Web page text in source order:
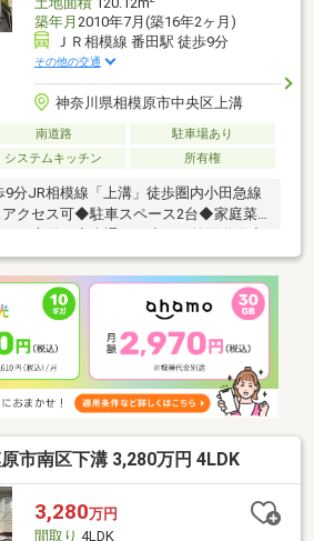
築年月 2010年7月(築16年2ヶ月)
ＪＲ相模線 番田駅 徒歩9分
その他の交通
神奈川県相模原市中央区上溝
南道路
駐車場あり
システムキッチン 所有権
分JR相模線「上溝」徒歩圏内小田急線
アクセス可◆駐車スペース2台◆家庭菜
好きな日時にご内見可能～「宅地建物
アドバイザー」資格保有者が担当いたし
談承ります！お気軽にお問合せくださ
市南区下溝 3,280万円 4LDK
3,280万円
間取り 4LDK